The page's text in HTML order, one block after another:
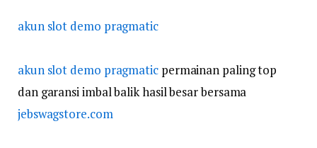
akun slot demo pragmatic
akun slot demo pragmaticpermainan paling top
dan garansi imbal balik hasil besar bersama
jebswagstore.com